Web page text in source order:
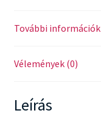
További információk
Vélemények (0)
Leírás